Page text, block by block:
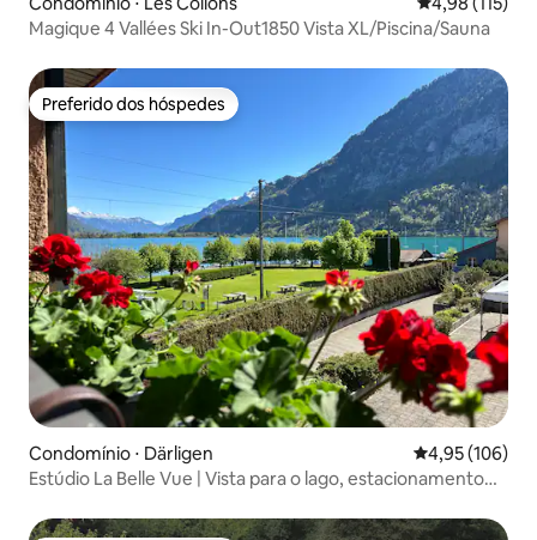
Magique 4 Vallées Ski In-Out1850 Vista XL/Piscina/Sauna
Preferido dos hóspedes
Preferido dos hóspedes
Condomínio ⋅ Därligen 4,95 de uma
4,95 (106)
Estúdio La Belle Vue | Vista para o lago, estacionamento